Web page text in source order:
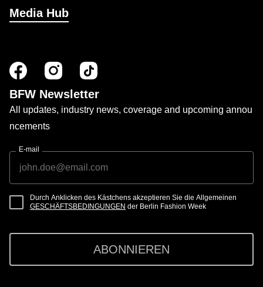
Media Hub
BFW Newsletter
All updates, industry news, coverage and upcoming annou
ncements
E-mail
Durch Anklicken des Kästchens akzeptieren Sie die Allgemeinen
GESCHÄFTSBEDINGUNGEN der Berlin Fashion Week
ABONNIEREN